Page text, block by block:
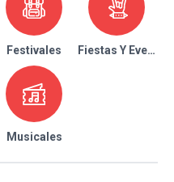
Festivales Fiestas Y Eventos
Musicales